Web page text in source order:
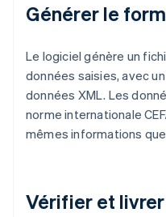
Générer le
Le logiciel génère un
données saisies, avec
données XML. Les
norme internationale
mêmes informations que
Vérifier et livrer